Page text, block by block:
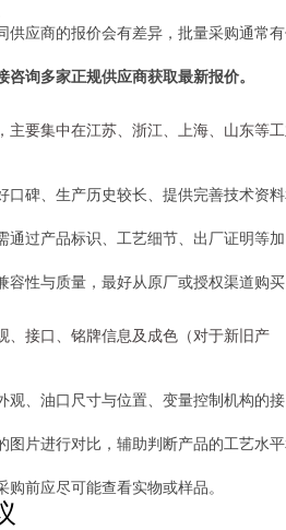
供应商的报价会有差异，批量采购通常
询多家正规供应商获取最新报价。
主要集中在江苏、浙江、上海、山东等
口碑、生产历史较长、提供完善技术资
通过产品标识、工艺细节、出厂证明等
容性与质量，最好从原厂或授权渠道购
、接口、铭牌信息及成色（对于新旧产
观、油口尺寸与位置、变量控制机构的接
图片进行对比，辅助判断产品的工艺水
购前应尽可能查看实物或样品。